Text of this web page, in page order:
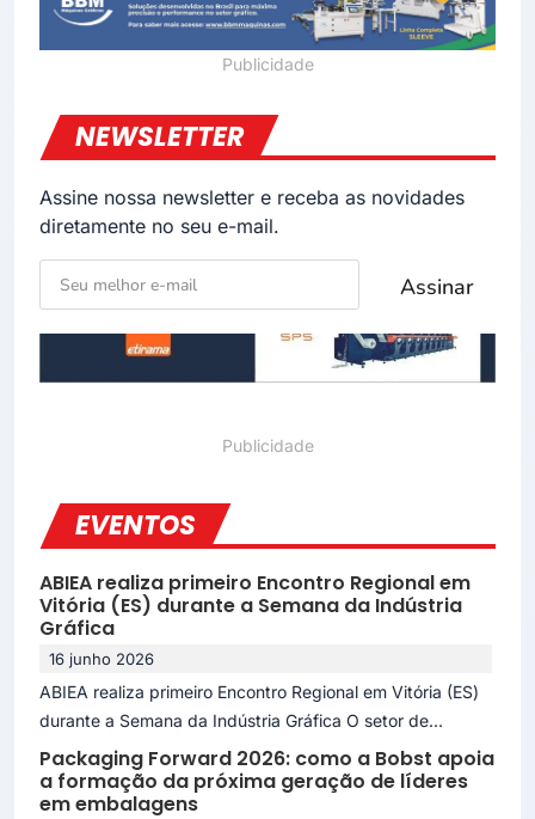
NEWSLETTER
Assine nossa newsletter e receba as novidades
diretamente no seu e-mail.
EVENTOS
ABIEA realiza primeiro Encontro Regional em
Vitória (ES) durante a Semana da Indústria
Gráfica
16 junho 2026
ABIEA realiza primeiro Encontro Regional em Vitória (ES)
durante a Semana da Indústria Gráfica O setor de...
Packaging Forward 2026: como a Bobst apoia
a formação da próxima geração de líderes
em embalagens